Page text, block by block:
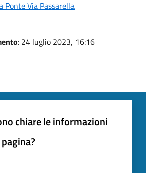
Ponte Via Passarella
: 24 luglio 2023, 16:16
chiare le informazioni